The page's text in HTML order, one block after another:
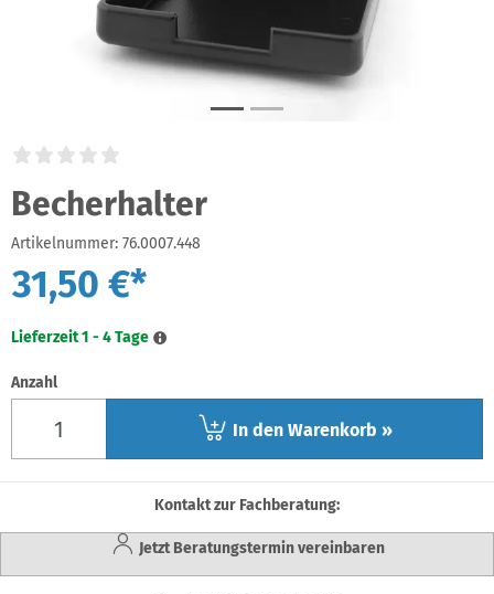
Becherhalter
Artikelnummer: 76.0007.448
31,50 €*
Lieferzeit 1 - 4 Tage
Anzahl
In den Warenkorb »
Kontakt zur Fachberatung:
Jetzt Beratungstermin vereinbaren